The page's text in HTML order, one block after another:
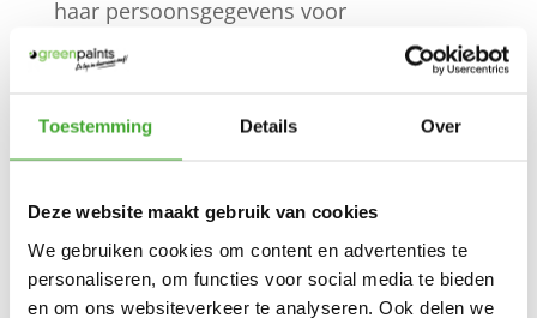
Toestemming Details Over
Deze website maakt gebruik van cookies
We gebruiken cookies om content en advertenties te
personaliseren, om functies voor social media te bieden
en om ons websiteverkeer te analyseren. Ook delen we
haar persoonsgegevens voor
“marketingdoeleinden, het versturen van
nieuwsbrieven of reclame. Dit kan via de
website van Greenpaints of door middel
van telefoon of e-mail. Greenpaints zal de
meer gebruiken voor die doeleinden.
Gebruik van cookies op website